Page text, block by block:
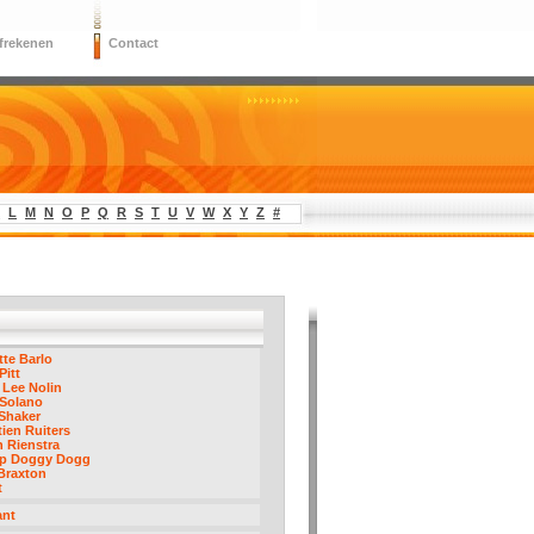
Contact
L M N O P Q R S T U V W X Y Z #
Barlo
Lee Nolin
Ruiters
Rienstra
Doggy Dogg